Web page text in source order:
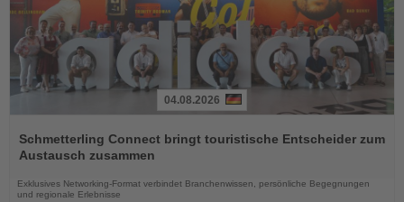
Sie
die
04.08.2026
Schmetterling Connect bringt touristische Entscheider zum
Austausch zusammen
Exklusives Networking-Format verbindet Branchenwissen, persönliche Begegnungen
und regionale Erlebnisse